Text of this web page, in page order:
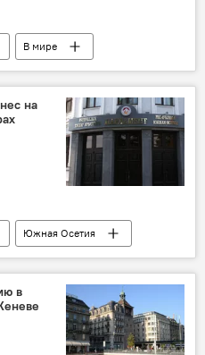
В мире
на
Южная Осетия
в